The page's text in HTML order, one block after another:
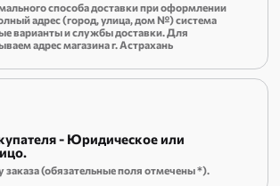
способа доставки при оформлении
адрес (город, улица, дом №) система
варианты и службы доставки. Для
адрес магазина г. Астрахань
- Юридическое или
(обязательные поля отмечены *).